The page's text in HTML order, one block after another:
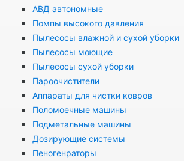
АВД автономные
Помпы высокого давления
Пылесосы влажной и сухой уборки
Пылесосы моющие
Пылесосы сухой уборки
Пароочистители
Аппараты для чистки ковров
Поломоечные машины
Подметальные машины
Дозирующие системы
Пеногенраторы